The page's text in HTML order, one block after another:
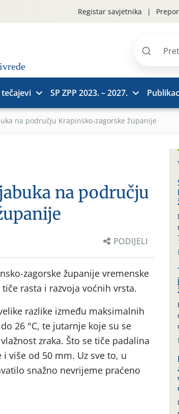
Registar savjetnika
Pretraži
SP ZPP 2023. – 2027.
na području Krapinsko-zagorske županije
na području
PODIJELI
zagorske županije vremenske
rasta i razvoja voćnih vrsta.
razlike između maksimalnih
26 °C, te jutarnje koje su se
zraka. Što se tiče padalina
više od 50 mm. Uz sve to, u
snažno nevrijeme praćeno